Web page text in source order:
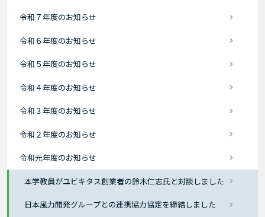
令和７年度のお知らせ
令和６年度のお知らせ
令和５年度のお知らせ
令和４年度のお知らせ
令和３年度のお知らせ
令和２年度のお知らせ
令和元年度のお知らせ
本学教員がユビキタス創業者の鈴木仁志氏と対談しました
日本風力開発グループとの連携協力協定を締結しました